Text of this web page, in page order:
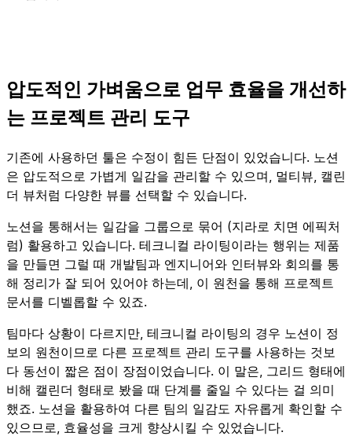
압도적인 가벼움으로 업무 효율을 개선하
는 프로젝트 관리 도구
기존에 사용하던 툴은 수정이 힘든 단점이 있었습니다. 노션
은 압도적으로 가볍게 일감을 관리할 수 있으며, 멀티뷰, 캘린
더 뷰처럼 다양한 뷰를 선택할 수 있습니다.
노션을 통해서는 일감을 그룹으로 묶어 (지라로 치면 에픽처
럼) 활용하고 있습니다. 테크니컬 라이팅이라는 행위는 제품
을 만들면 그럴 때 개발팀과 엔지니어와 인터뷰와 회의를 통
해 정리가 잘 되어 있어야 하는데, 이 원천을 통해 프로젝트
문서를 디벨롭할 수 있죠.
팀마다 상황이 다르지만, 테크니컬 라이팅의 경우 노션이 정
보의 원천이므로 다른 프로젝트 관리 도구를 사용하는 것보
다 동선이 짧은 점이 장점이었습니다. 이 말은, 그리드 형태에
비해 캘린더 형태로 봤을 때 단계를 줄일 수 있다는 걸 의미
했죠. 노션을 활용하여 다른 팀의 일감도 자유롭게 확인할 수
있으므로, 효율성을 크게 향상시킬 수 있었습니다.